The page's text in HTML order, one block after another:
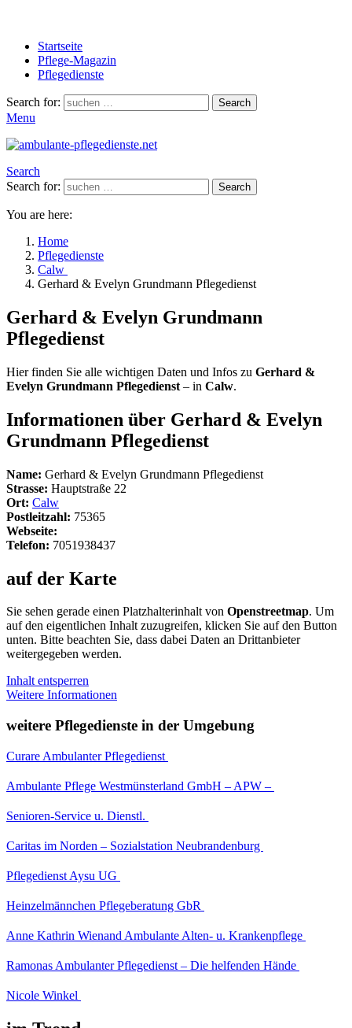
Startseite
Pflege-Magazin
Pflegedienste
Search for: Search
Menu
Search
Search for:
Search
You are here:
Home
Pflegedienste
Calw
Gerhard & Evelyn Grundmann Pflegedienst
Gerhard & Evelyn Grundmann
Pflegedienst
Hier finden Sie alle wichtigen Daten und Infos zu Gerhard &
Evelyn Grundmann Pflegedienst – in Calw.
Informationen über Gerhard & Evelyn
Grundmann Pflegedienst
Name: Gerhard & Evelyn Grundmann Pflegedienst
Strasse: Hauptstraße 22
Ort: Calw
Postleitzahl: 75365
Webseite:
Telefon: 7051938437
auf der Karte
Sie sehen gerade einen Platzhalterinhalt von Openstreetmap. Um
auf den eigentlichen Inhalt zuzugreifen, klicken Sie auf den Button
unten. Bitte beachten Sie, dass dabei Daten an Drittanbieter
weitergegeben werden.
Inhalt entsperren
Weitere Informationen
weitere Pflegedienste in der Umgebung
Curare Ambulanter Pflegedienst
Ambulante Pflege Westmünsterland GmbH – APW –
Senioren-Service u. Dienstl.
Caritas im Norden – Sozialstation Neubrandenburg
Pflegedienst Aysu UG
Heinzelmännchen Pflegeberatung GbR
Anne Kathrin Wienand Ambulante Alten- u. Krankenpflege
Ramonas Ambulanter Pflegedienst – Die helfenden Hände
Nicole Winkel